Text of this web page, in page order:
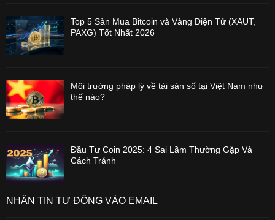
Top 5 Sàn Mua Bitcoin và Vàng Điện Tử (XAUT,
PAXG) Tốt Nhất 2026
Môi trường pháp lý về tài sản số tại Việt Nam như
thế nào?
Đầu Tư Coin 2025: 4 Sai Lầm Thường Gặp Và
Cách Tránh
NHẬN TIN TỰ ĐỘNG VÀO EMAIL